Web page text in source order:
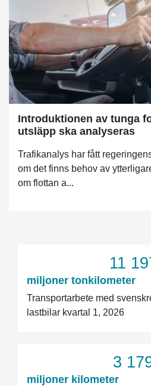
Introduktionen av tunga
utsläpp ska analyseras
Trafikanalys har fått
om det finns behov av
om flottan a...
11
miljoner tonkilometer
Transportarbete med
lastbilar kvartal 1, 2026
3
miljoner kilometer